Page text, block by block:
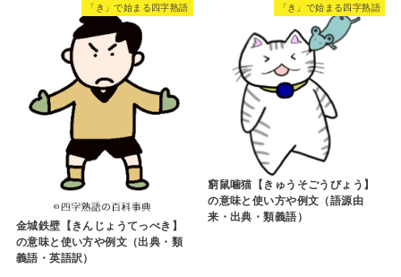
「き」で始まる四字熟語
金城鉄壁【きんじょうてっぺき】
の意味と使い方や例文（出典・類
義語・英語訳）
「き」で始まる四字熟語
窮鼠噛猫【きゅうそごうびょう】
の意味と使い方や例文（語源由
来・出典・類義語）